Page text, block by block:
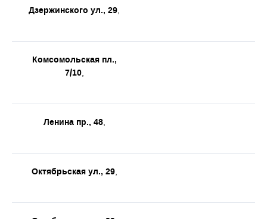
Дзержинского ул., 29,
Комсомольская пл.,
7/10,
Ленина пр., 48,
Октябрьская ул., 29,